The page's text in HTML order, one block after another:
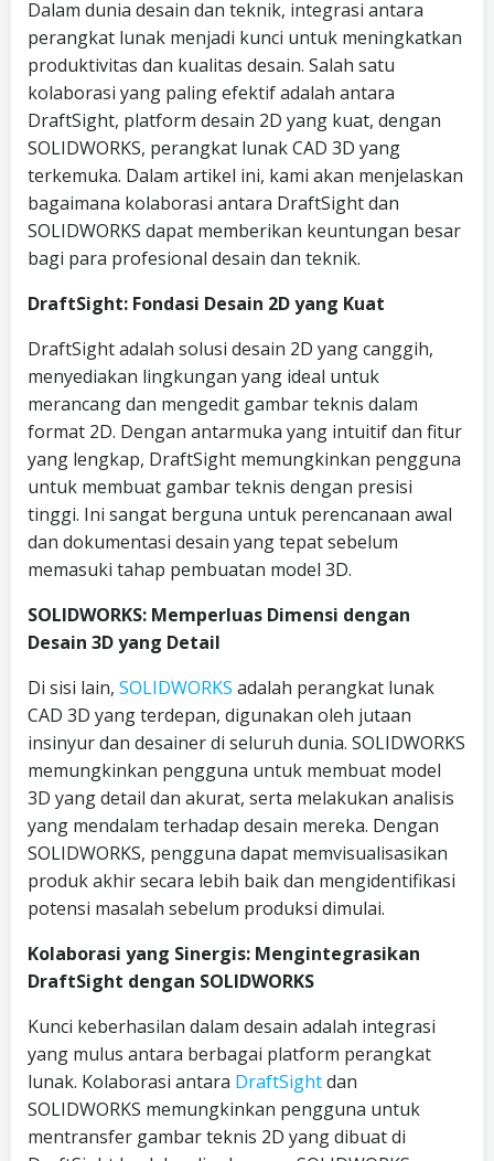
Dalam dunia desain dan teknik, integrasi antara
perangkat lunak menjadi kunci untuk meningkatkan
produktivitas dan kualitas desain. Salah satu
kolaborasi yang paling efektif adalah antara
DraftSight, platform desain 2D yang kuat, dengan
SOLIDWORKS, perangkat lunak CAD 3D yang
terkemuka. Dalam artikel ini, kami akan menjelaskan
bagaimana kolaborasi antara DraftSight dan
SOLIDWORKS dapat memberikan keuntungan besar
bagi para profesional desain dan teknik.
DraftSight: Fondasi Desain 2D yang Kuat
DraftSight adalah solusi desain 2D yang canggih,
menyediakan lingkungan yang ideal untuk
merancang dan mengedit gambar teknis dalam
format 2D. Dengan antarmuka yang intuitif dan fitur
yang lengkap, DraftSight memungkinkan pengguna
untuk membuat gambar teknis dengan presisi
tinggi. Ini sangat berguna untuk perencanaan awal
dan dokumentasi desain yang tepat sebelum
memasuki tahap pembuatan model 3D.
SOLIDWORKS: Memperluas Dimensi dengan
Desain 3D yang Detail
Di sisi lain, SOLIDWORKS adalah perangkat lunak
CAD 3D yang terdepan, digunakan oleh jutaan
insinyur dan desainer di seluruh dunia. SOLIDWORKS
memungkinkan pengguna untuk membuat model
3D yang detail dan akurat, serta melakukan analisis
yang mendalam terhadap desain mereka. Dengan
SOLIDWORKS, pengguna dapat memvisualisasikan
produk akhir secara lebih baik dan mengidentifikasi
potensi masalah sebelum produksi dimulai.
Kolaborasi yang Sinergis: Mengintegrasikan
DraftSight dengan SOLIDWORKS
Kunci keberhasilan dalam desain adalah integrasi
yang mulus antara berbagai platform perangkat
lunak. Kolaborasi antara DraftSightdan
SOLIDWORKS memungkinkan pengguna untuk
mentransfer gambar teknis 2D yang dibuat di